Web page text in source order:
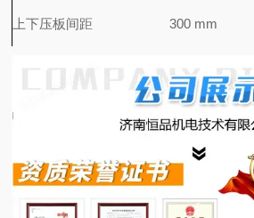
上下压板间距 300 mm